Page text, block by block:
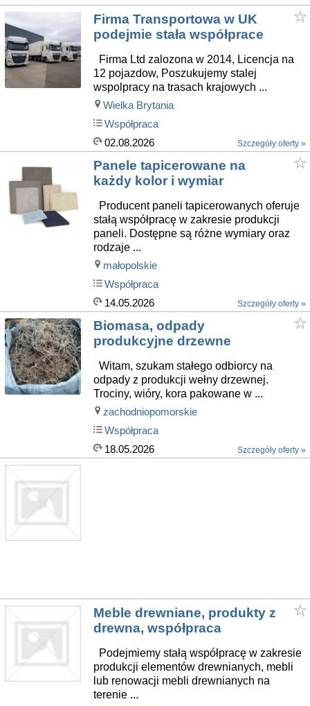
Firma Transportowa w UK
podejmie stała współprace
Firma Ltd zalozona w 2014, Licencja na
12 pojazdow, Poszukujemy stalej
wspolpracy na trasach krajowych ...
Wielka Brytania
Współpraca
02.08.2026
Szczegóły oferty »
Panele tapicerowane na
każdy kolor i wymiar
Producent paneli tapicerowanych oferuje
stałą współpracę w zakresie produkcji
paneli. Dostępne są różne wymiary oraz
rodzaje ...
małopolskie
Współpraca
14.05.2026
Szczegóły oferty »
Biomasa, odpady
produkcyjne drzewne
Witam, szukam stałego odbiorcy na
odpady z produkcji wełny drzewnej.
Trociny, wióry, kora pakowane w ...
zachodniopomorskie
Współpraca
18.05.2026
Szczegóły oferty »
Meble drewniane, produkty z
drewna, współpraca
Podejmiemy stałą współpracę w zakresie
produkcji elementów drewnianych, mebli
lub renowacji mebli drewnianych na
terenie ...